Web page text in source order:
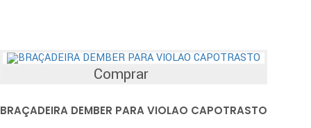
Comprar
BRAÇADEIRA DEMBER PARA VIOLAO CAPOTRASTO